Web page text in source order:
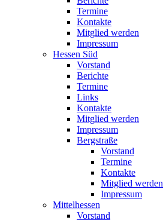
Termine
Kontakte
Mitglied werden
Impressum
Hessen Süd
Vorstand
Berichte
Termine
Links
Kontakte
Mitglied werden
Impressum
Bergstraße
Vorstand
Termine
Kontakte
Mitglied werden
Impressum
Mittelhessen
Vorstand